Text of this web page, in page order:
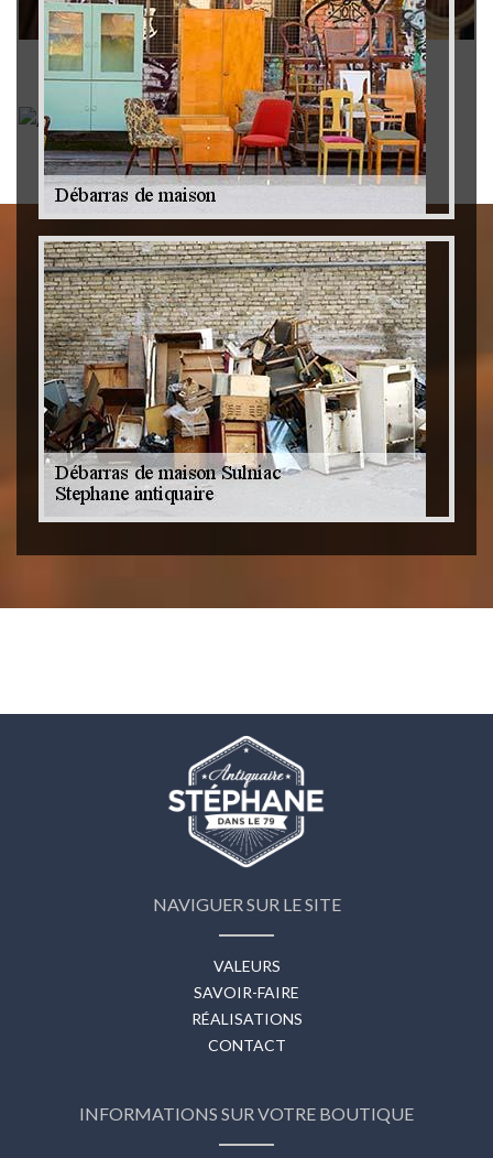
Rachat instrument de musique 79
Achat antiquité 79
NAVIGUER SUR LE SITE
VALEURS
SAVOIR-FAIRE
RÉALISATIONS
CONTACT
INFORMATIONS SUR VOTRE BOUTIQUE